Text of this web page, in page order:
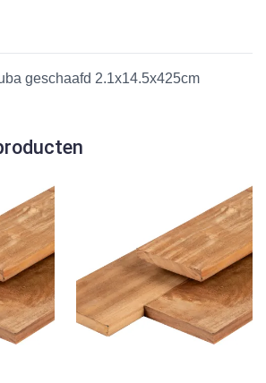
geschaafd 2.1x14.5x425cm